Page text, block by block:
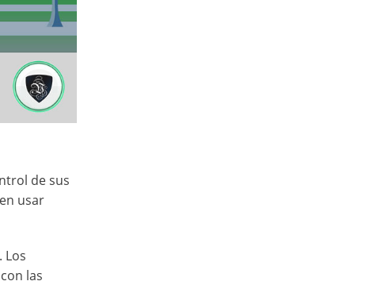
de sus
usar
Los
las